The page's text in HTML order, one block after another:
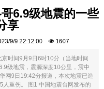
6.9级地震的一些
享
9/9 22:12:00 1607
时间9月9日6时10分（当地时间
级地震，震源深度10公里，震中
网9日19:42分报道，本次地震已造
重伤。 图1 中国地震台网发布的